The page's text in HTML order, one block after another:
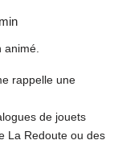
animé.
rappelle une
de jouets
La Redoute ou des